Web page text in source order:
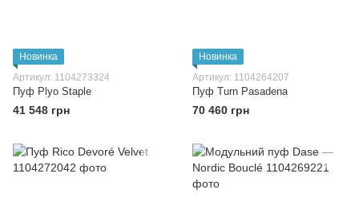
Новинка
Артикул: 1104273324
Пуф Plyo Staple
41 548 грн
Новинка
Артикул: 1104264207
Пуф Turn Pasadena
70 460 грн